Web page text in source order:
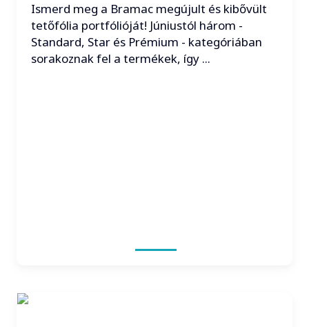
Ismerd meg a Bramac megújult és kibővült
tetőfólia portfólióját! Júniustól három -
Standard, Star és Prémium - kategóriában
sorakoznak fel a termékek, így ...